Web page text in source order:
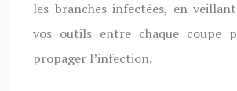
les branches infectées, en
vos outils entre chaque coupe
propager l’infection.